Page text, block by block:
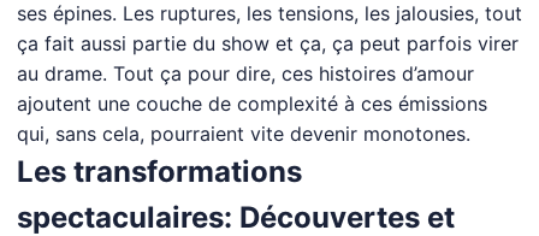
ses épines. Les ruptures, les tensions, les jalousies, tout
ça fait aussi partie du show et ça, ça peut parfois virer
au drame. Tout ça pour dire, ces histoires d’amour
ajoutent une couche de complexité à ces émissions
qui, sans cela, pourraient vite devenir monotones.
Les transformations
spectaculaires: Découvertes et